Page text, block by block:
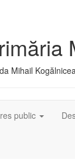
Mihail
public